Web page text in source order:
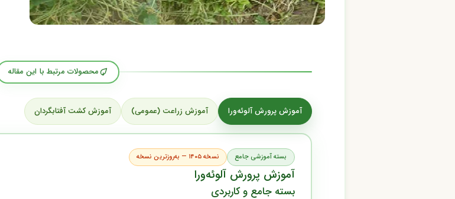
محصولات مرتبط با این مقاله
آموزش پرورش آلوئه‌ورا آموزش زراعت (عمومی) آموزش کشت آفتابگردان
بسته آموزشی جامع نسخه ۱۴۰۵ — به‌روزترین نسخه
آموزش پرورش آلوئه‌ورا
بسته جامع و کاربردی